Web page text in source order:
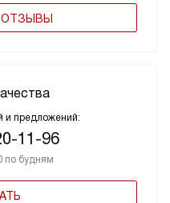
ОТЗЫВЫ
и предложений:
11-96
по будням